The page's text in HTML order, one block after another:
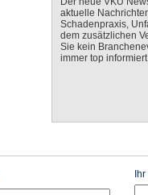
aktuelle
Schadenpraxis,
dem zusätzlichen
Sie kein
immer top
Ihr